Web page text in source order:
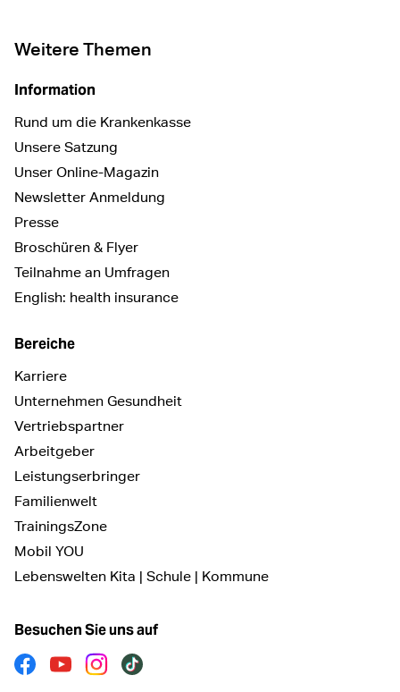
Weitere Themen
Information
Rund um die Krankenkasse
Unsere Satzung
Unser Online-Magazin
Newsletter Anmeldung
Presse
Broschüren & Flyer
Teilnahme an Umfragen
English: health insurance
Bereiche
Karriere
Unternehmen Gesundheit
Vertriebspartner
Arbeitgeber
Leistungserbringer
Familienwelt
TrainingsZone
Mobil YOU
Lebenswelten Kita | Schule | Kommune
Besuchen Sie uns auf
FacebookYoutubeInstagram
Tiktok